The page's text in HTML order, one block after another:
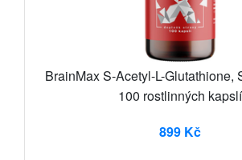
BrainMax S-Acetyl-L-Glutathione,
100 rostlinných kapslí
899 Kč